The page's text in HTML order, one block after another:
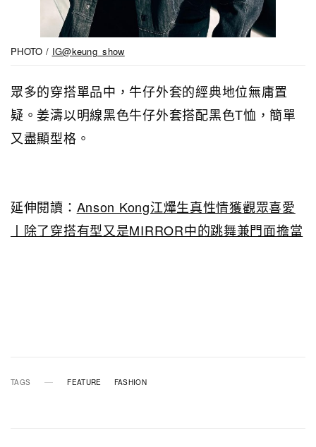
PHOTO / IG@keung_show
眾多的穿搭單品中，牛仔外套的經典地位無庸置
疑。姜濤以明線黑色牛仔外套搭配黑色T恤 ，簡單
又盡顯型格。
延伸閱讀： Anson Kong江𤒹生真性情獲觀眾喜愛
丨除了穿搭有型又是MIRROR中的跳舞兼門面擔當
TAGS FEATURE FASHION